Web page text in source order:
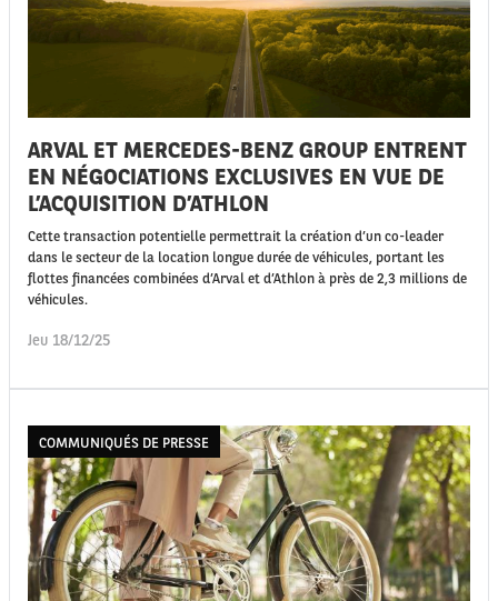
ARVAL ET MERCEDES-BENZ GROUP ENTRENT
EN NÉGOCIATIONS EXCLUSIVES EN VUE DE
L’ACQUISITION D’ATHLON
Cette transaction potentielle permettrait la création d’un co-leader
dans le secteur de la location longue durée de véhicules, portant les
flottes financées combinées d’Arval et d’Athlon à près de 2,3 millions de
véhicules.
Jeu 18/12/25
COMMUNIQUÉS DE PRESSE